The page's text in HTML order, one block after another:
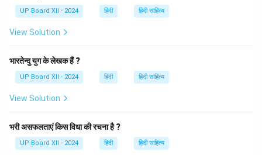
Download Solution in PDF
UP Board XII - 2024 हिंदी हिंदी साहित्य
View Solution
भारतेन्दु युग के लेखक हैं ?
UP Board XII - 2024 हिंदी हिंदी साहित्य
View Solution
भरी असफलताएं किस विधा की रचना है ?
UP Board XII - 2024 हिंदी हिंदी साहित्य